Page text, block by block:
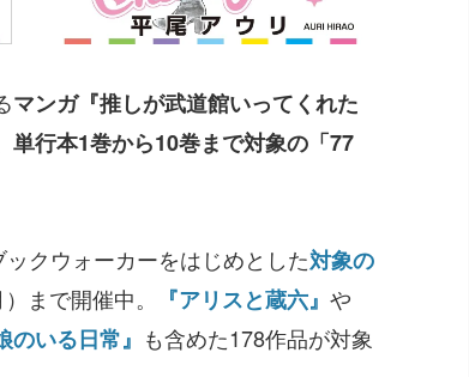
マンガ『推しが武道館いってくれた
単行本1巻から10巻まで対象の「77
クウォーカーをはじめとした対象の
まで開催中。 『アリスと蔵六』 や
のいる日常』 も含めた178作品が対象